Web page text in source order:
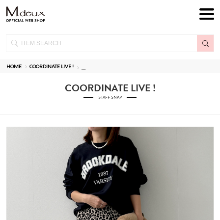
HOME COORDINATE LIVE !
COORDINATE LIVE !
STAFF SNAP